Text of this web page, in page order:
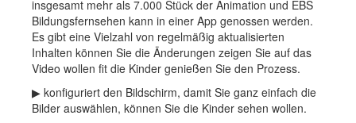
insgesamt mehr als 7.000 Stück der Animation und EBS
Bildungsfernsehen kann in einer App genossen werden.
Es gibt eine Vielzahl von regelmäßig aktualisierten
Inhalten können Sie die Änderungen zeigen Sie auf das
Video wollen fit die Kinder genießen Sie den Prozess.
▶ konfiguriert den Bildschirm, damit Sie ganz einfach die
Bilder auswählen, können Sie die Kinder sehen wollen.